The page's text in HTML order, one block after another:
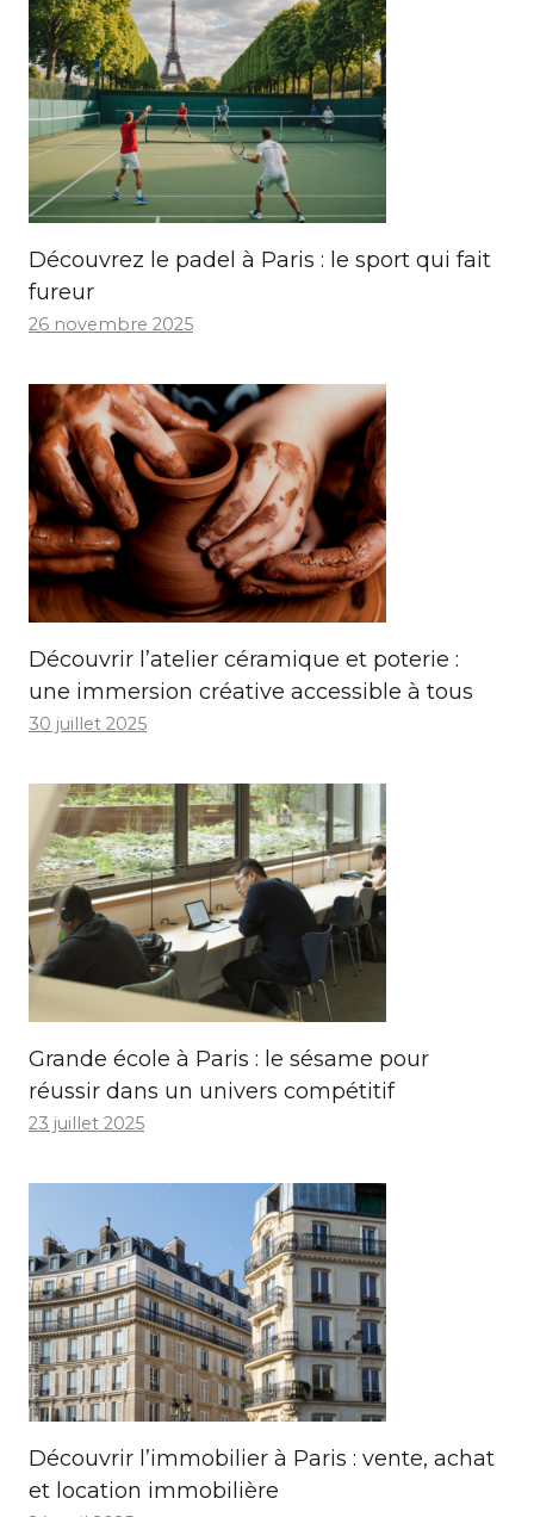
Découvrez le padel à Paris : le sport qui fait
fureur
26 novembre 2025
Découvrir l’atelier céramique et poterie :
une immersion créative accessible à tous
30 juillet 2025
Grande école à Paris : le sésame pour
réussir dans un univers compétitif
23 juillet 2025
Découvrir l’immobilier à Paris : vente, achat
et location immobilière